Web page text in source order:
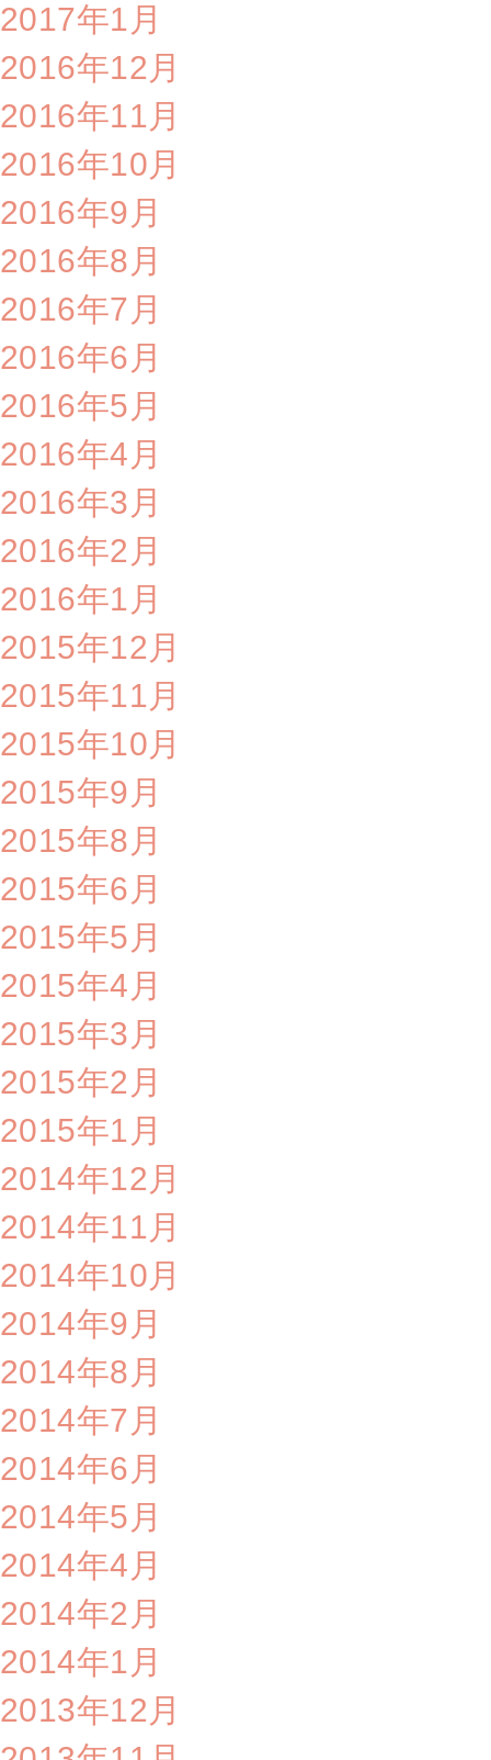
2017年1月
2016年12月
2016年11月
2016年10月
2016年9月
2016年8月
2016年7月
2016年6月
2016年5月
2016年4月
2016年3月
2016年2月
2016年1月
2015年12月
2015年11月
2015年10月
2015年9月
2015年8月
2015年6月
2015年5月
2015年4月
2015年3月
2015年2月
2015年1月
2014年12月
2014年11月
2014年10月
2014年9月
2014年8月
2014年7月
2014年6月
2014年5月
2014年4月
2014年2月
2014年1月
2013年12月